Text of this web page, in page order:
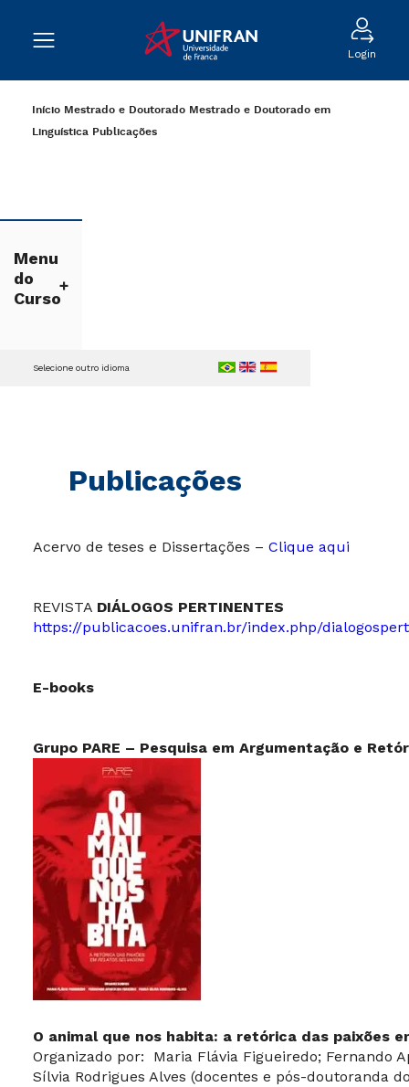
Login
Início Mestrado e Doutorado Mestrado e Doutorado em
Linguística Publicações
Menu
do
Curso
Publicações
Selecione outro idioma
Acervo de teses e Dissertações – Clique aqui
REVISTA DIÁLOGOS PERTINENTES
https://publicacoes.unifran.br/index.php/
E-books
Grupo PARE – Pesquisa em Argumentação e
O animal que nos habita: a retórica das paixões
Organizado por: Maria Flávia Figueiredo; Fernando
Sílvia Rodrigues Alves (docentes e pós-doutoranda